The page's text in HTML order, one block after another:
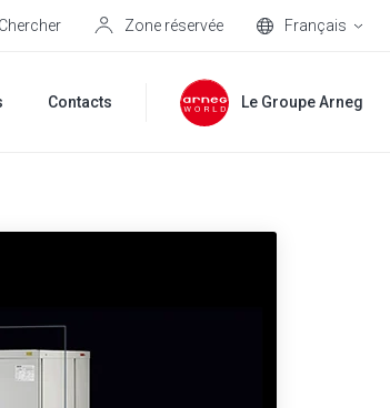
Chercher Zone réservée Français
Contacts Le Groupe Arneg